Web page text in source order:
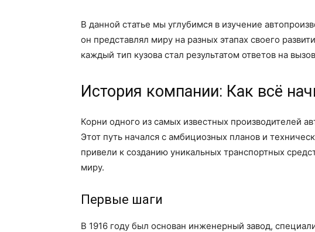
В данной статье мы углубимся в изучение
он представлял миру на разных этапах своего
каждый тип кузова стал результатом ответов на
История компании: Как всё
Корни одного из самых известных производителей
Этот путь начался с амбициозных планов и
привели к созданию уникальных транспортных
миру.
Первые шаги
В 1916 году был основан инженерный завод,